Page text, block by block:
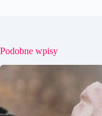
Podobne wpisy